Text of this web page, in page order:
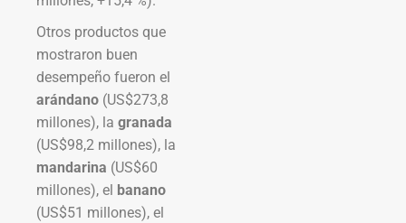
Otros productos que
mostraron buen
desempeño fueron el
arándano (US$273,8
millones), la granada
(US$98,2 millones), la
mandarina (US$60
millones), el banano
(US$51 millones), el